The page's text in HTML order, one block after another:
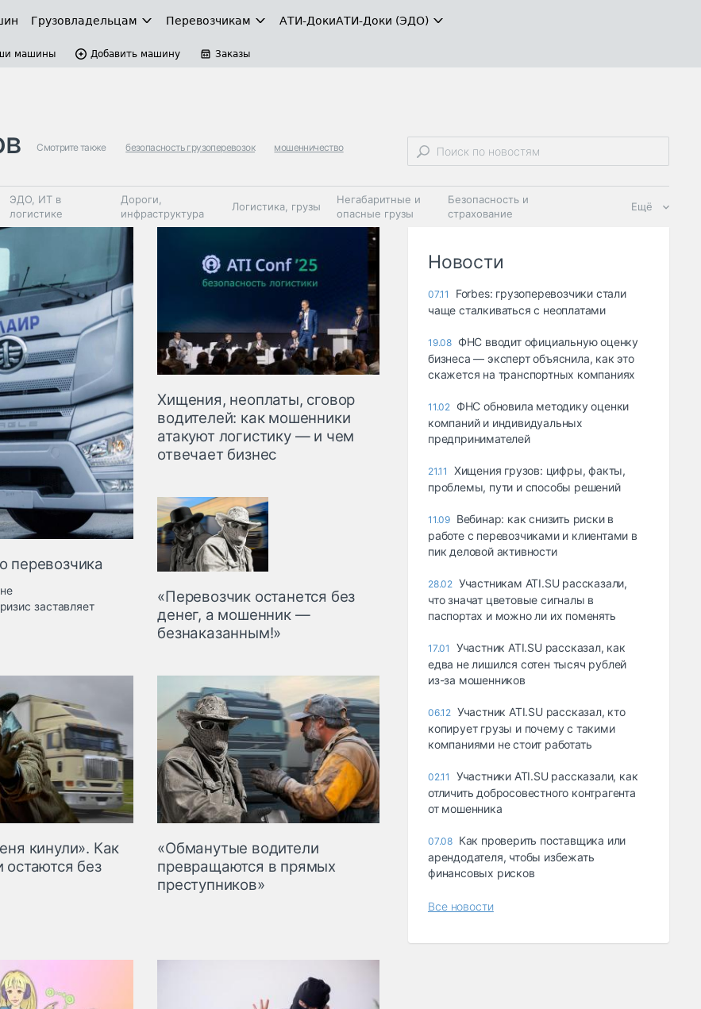
Грузовладельцам Перевозчикам АТИ-ДокиАТИ-Доки (ЭДО)
машины Добавить машину Заказы
Смотрите также безопасность грузоперевозок мошенничество
ЭДО, ИТ в
логистике
Дороги,
инфраструктура
Логистика, грузы
Негабаритные и
опасные грузы
Безопасность и
страхование
транспорт
Спецтехника
запчасти, шины
Топливо, масла и
Ещё
перевозчика
заставляет
Хищения, неоплаты, сговор
водителей: как мошенники
атакуют логистику — и чем
отвечает бизнес
«Перевозчик останется без
денег, а мошенник —
безнаказанным!»
кинули». Как
остаются без
«Обманутые водители
превращаются в прямых
преступников»
Новости
07.11
Forbes: грузоперевозчики стали
чаще сталкиваться с неоплатами
19.08 ФНС вводит официальную оценку
бизнеса — эксперт объяснила, как это
скажется на транспортных компаниях
11.02 ФНС обновила методику оценки
компаний и индивидуальных
предпринимателей
21.11
Хищения грузов: цифры, факты,
проблемы, пути и способы решений
11.09 Вебинар: как снизить риски в
работе с перевозчиками и клиентами в
пик деловой активности
28.02 Участникам ATI.SU рассказали,
что значат цветовые сигналы в
паспортах и можно ли их поменять
17.01
Участник ATI.SU рассказал, как
едва не лишился сотен тысяч рублей
из-за мошенников
06.12 Участник ATI.SU рассказал, кто
копирует грузы и почему с такими
компаниями не стоит работать
02.11
Участники ATI.SU рассказали, как
отличить добросовестного контрагента
от мошенника
07.08 Как проверить поставщика или
арендодателя, чтобы избежать
финансовых рисков
Все новости